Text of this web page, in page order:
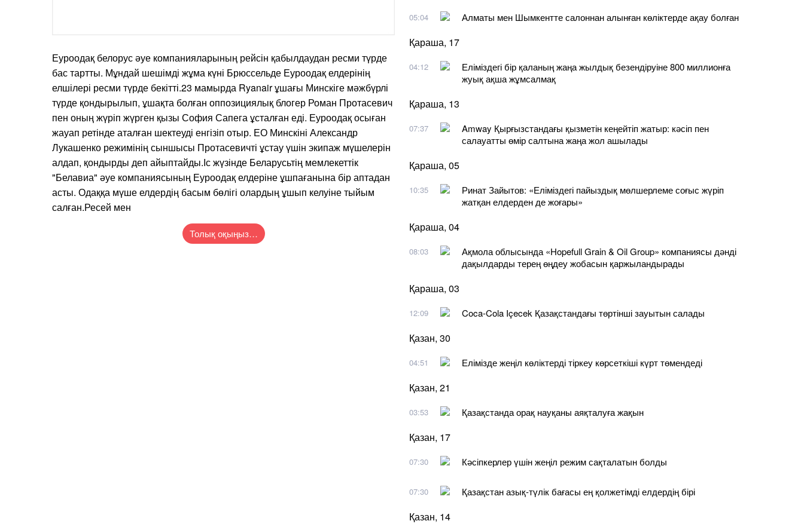
Еуроодақ белорус әуе компанияларының рейсін қабылдаудан ресми түрде
бас тартты. Мұндай шешімді жұма күні Брюссельде Еуроодақ елдерінің
елшілері ресми түрде бекітті.23 мамырда Ryanair ұшағы Минскіге мәжбүрлі
түрде қондырылып, ұшақта болған оппозициялық блогер Роман Протасевич
пен оның жүріп жүрген қызы София Сапега ұсталған еді. Еуроодақ осыған
жауап ретінде аталған шектеуді енгізіп отыр. ЕО Минскіні Александр
Лукашенко режимінің сыншысы Протасевичті ұстау үшін экипаж мүшелерін
алдап, қондырды деп айыптайды.Іс жүзінде Беларусьтің мемлекеттік
"Белавиа" әуе компаниясының Еуроодақ елдеріне ұшпағанына бір аптадан
асты. Одаққа мүше елдердің басым бөлігі олардың ұшып келуіне тыйым
салған.Ресей мен
Толық оқыңыз…
05:04 Алматы мен Шымкентте салоннан алынған көліктерде ақау болған
Қараша, 17
04:12
Еліміздегі бір қаланың жаңа жылдық безендіруіне 800 миллионға
жуық ақша жұмсалмақ
Қараша, 13
07:37
Amway Қырғызстандағы қызметін кеңейтіп жатыр: кәсіп пен
салауатты өмір салтына жаңа жол ашылады
Қараша, 05
10:35
Ринат Зайытов: «Еліміздегі пайыздық мөлшерлеме соғыс жүріп
жатқан елдерден де жоғары»
Қараша, 04
08:03
Ақмола облысында «Hopefull Grain & Oil Group» компаниясы дәнді
дақылдарды терең өңдеу жобасын қаржыландырады
Қараша, 03
12:09 Coca-Cola Içecek Қазақстандағы төртінші зауытын салады
Қазан, 30
04:51 Елімізде жеңіл көліктерді тіркеу көрсеткіші күрт төмендеді
Қазан, 21
03:53 Қазақстанда орақ науқаны аяқталуға жақын
Қазан, 17
07:30 Кәсіпкерлер үшін жеңіл режим сақталатын болды
07:30 Қазақстан азық-түлік бағасы ең қолжетімді елдердің бірі
Қазан, 14